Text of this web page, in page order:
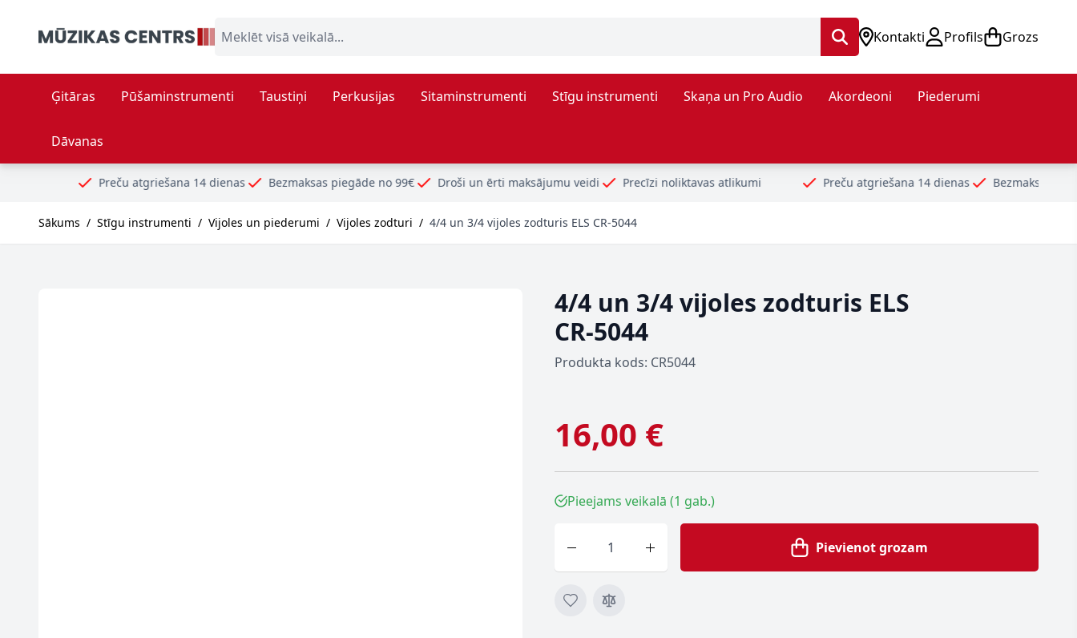
Meklēt visā veikalā...
Kontakti Profils Grozs
Ģitāras Pūšaminstrumenti Taustiņi Perkusijas Sitaminstrumenti Stīgu instrumenti Skaņa un Pro Audio Akordeoni Piederumi
Dāvanas
atgriešana 14 dienas Bezmaksas piegāde no 99€ Droši un ērti maksājumu veidi Precīzi noliktavas atlikumi Preču atgriešana 14 dienas Bezmaksas piegāde no 99€
Sākums / Stīgu instrumenti / Vijoles un piederumi / Vijoles zodturi / 4/4 un 3/4 vijoles zodturis ELS CR-5044
4/4 un 3/4 vijoles zodturis ELS
CR-5044
Produkta kods: CR5044
16,00 €
Pieejams veikalā (1 gab.)
Pievienot grozam